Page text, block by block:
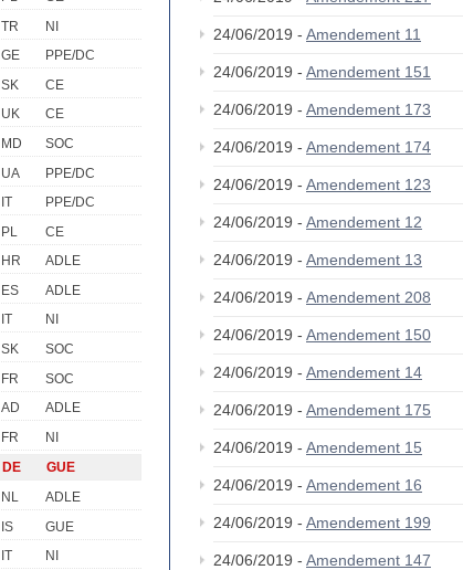
TR
NI
GE
PPE/DC
SK
CE
UK
CE
MD
SOC
UA
PPE/DC
IT
PPE/DC
PL
CE
HR
ADLE
ES
ADLE
IT
NI
SK
SOC
FR
SOC
AD
ADLE
FR
NI
DE
GUE
NL
ADLE
IS
GUE
IT
NI
24/06/2019 - Amendement 11
24/06/2019 - Amendement 151
24/06/2019 - Amendement 173
24/06/2019 - Amendement 174
24/06/2019 - Amendement 123
24/06/2019 - Amendement 12
24/06/2019 - Amendement 13
24/06/2019 - Amendement 208
24/06/2019 - Amendement 150
24/06/2019 - Amendement 14
24/06/2019 - Amendement 175
24/06/2019 - Amendement 15
24/06/2019 - Amendement 16
24/06/2019 - Amendement 199
24/06/2019 - Amendement 147